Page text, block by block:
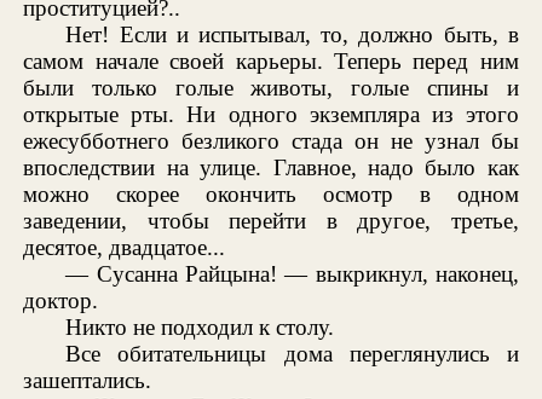
проституцией?..
Нет! Если и испытывал, то, должно быть, в
самом начале своей карьеры. Теперь перед ним
были только голые животы, голые спины и
открытые рты. Ни одного экземпляра из этого
ежесубботнего безликого стада он не узнал бы
впоследствии на улице. Главное, надо было как
можно скорее окончить осмотр в одном
заведении, чтобы перейти в другое, третье,
десятое, двадцатое...
— Сусанна Райцына! — выкрикнул, наконец,
доктор.
Никто не подходил к столу.
Все обитательницы дома переглянулись и
зашептались.